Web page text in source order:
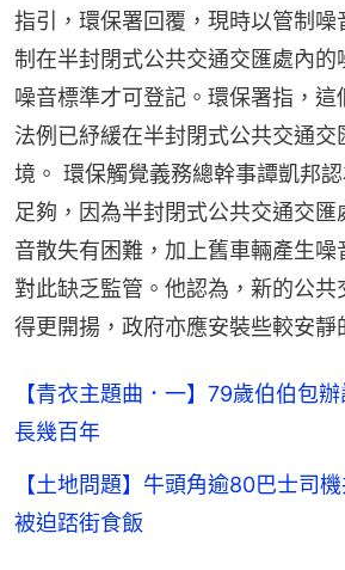
指引，環保署回覆，現時以管制噪
制在半封閉式公共交通交匯處內的
噪音標準才可登記。環保署指，這
法例已紓緩在半封閉式公共交通交
境。 環保觸覺義務總幹事譚凱邦
足夠，因為半封閉式公共交通交匯
音散失有困難，加上舊車輛產生噪
對此缺乏監管。他認為，新的公共
得更開揚，政府亦應安裝些較安靜
【青衣主題曲．一】79歲伯伯包
長幾百年
【土地問題】牛頭角逾80巴士司
被迫踎街食飯